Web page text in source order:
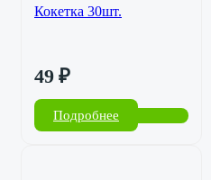
Кокетка 30шт.
49 ₽
Подробнее